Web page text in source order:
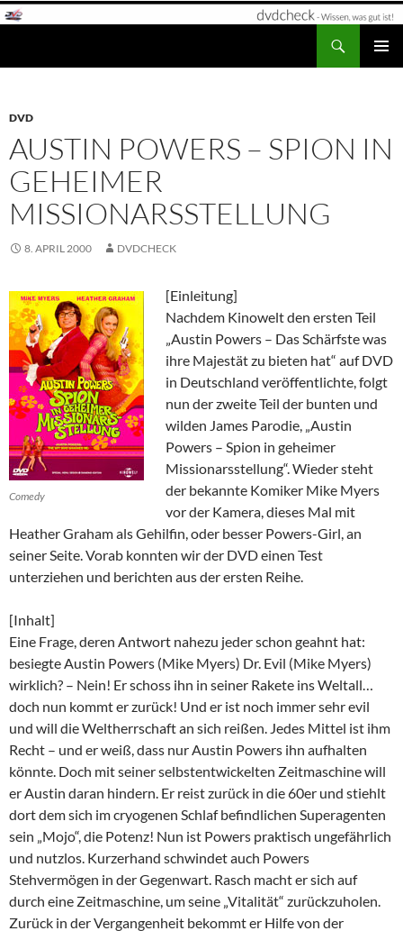
Zum
DVD
AUSTIN POWERS – SPION IN
GEHEIMER
MISSIONARSSTELLUNG
8. APRIL 2000 DVDCHECK
Comedy
[Einleitung]
Nachdem Kinowelt den ersten Teil
„Austin Powers – Das Schärfste was
ihre Majestät zu bieten hat“ auf DVD
in Deutschland veröffentlichte, folgt
nun der zweite Teil der bunten und
wilden James Parodie, „Austin
Powers – Spion in geheimer
Missionarsstellung“. Wieder steht
der bekannte Komiker Mike Myers
vor der Kamera, dieses Mal mit
Heather Graham als Gehilfin, oder besser Powers-Girl, an
seiner Seite. Vorab konnten wir der DVD einen Test
unterziehen und berichten aus der ersten Reihe.
[Inhalt]
Eine Frage, deren Antwort nahezu jeder schon geahnt hat:
besiegte Austin Powers (Mike Myers) Dr. Evil (Mike Myers)
wirklich? – Nein! Er schoss ihn in seiner Rakete ins Weltall…
doch nun kommt er zurück! Und er ist noch immer sehr evil
und will die Weltherrschaft an sich reißen. Jedes Mittel ist ihm
Recht – und er weiß, dass nur Austin Powers ihn aufhalten
könnte. Doch mit seiner selbstentwickelten Zeitmaschine will
er Austin daran hindern. Er reist zurück in die 60er und stiehlt
dort dem sich im cryogenen Schlaf befindlichen Superagenten
sein „Mojo“, die Potenz! Nun ist Powers praktisch ungefährlich
und nutzlos. Kurzerhand schwindet auch Powers
Stehvermögen in der Gegenwart. Rasch macht er sich auf
durch eine Zeitmaschine, um seine „Vitalität“ zurückzuholen.
Zurück in der Vergangenheit bekommt er Hilfe von der